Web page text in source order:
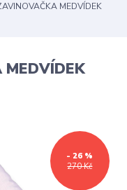
MEDVÍDEK
270 Kč
- 26 %